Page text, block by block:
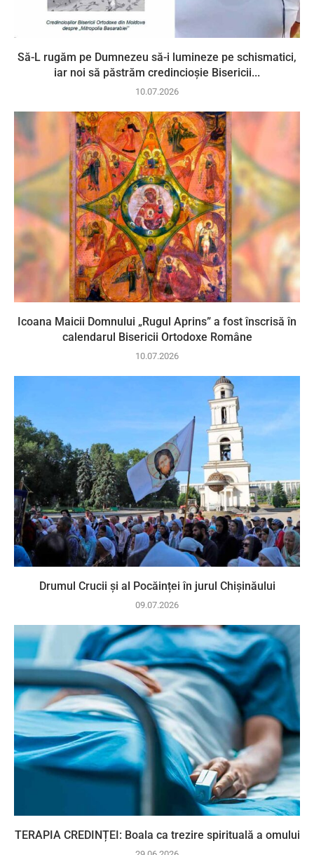
Să-L rugăm pe Dumnezeu să-i lumineze pe schismatici,
iar noi să păstrăm credincioșie Bisericii...
10.07.2026
Icoana Maicii Domnului „Rugul Aprins” a fost înscrisă în
calendarul Bisericii Ortodoxe Române
10.07.2026
Drumul Crucii și al Pocăinței în jurul Chișinăului
09.07.2026
TERAPIA CREDINȚEI: Boala ca trezire spirituală a omului